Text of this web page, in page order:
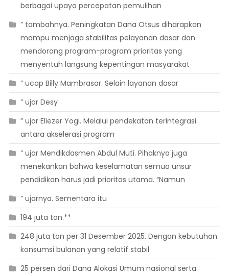
berbagai upaya percepatan pemulihan
” tambahnya. Peningkatan Dana Otsus diharapkan
mampu menjaga stabilitas pelayanan dasar dan
mendorong program-program prioritas yang
menyentuh langsung kepentingan masyarakat
” ucap Billy Mambrasar. Selain layanan dasar
” ujar Desy
” ujar Eliezer Yogi. Melalui pendekatan terintegrasi
antara akselerasi program
” ujar Mendikdasmen Abdul Muti. Pihaknya juga
menekankan bahwa keselamatan semua unsur
pendidikan harus jadi prioritas utama. “Namun
” ujarnya. Sementara itu
194 juta ton.**
248 juta ton per 31 Desember 2025. Dengan kebutuhan
konsumsi bulanan yang relatif stabil
25 persen dari Dana Alokasi Umum nasional serta